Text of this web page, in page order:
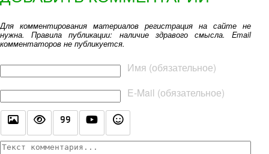
Для комментирования материалов регистрация на сайте не
нужна. Правила публикации: наличие здравого смысла. Email
комментаторов не публикуется.
Имя (обязательное)
E-Mail (обязательное)
Текст комментария